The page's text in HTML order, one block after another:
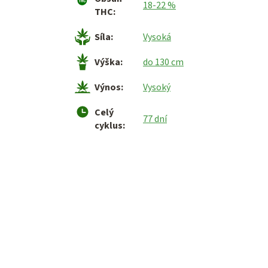
THC: 18-22 %
Síla:
Vysoká
Výška:
do 130 cm
Výnos:
Vysoký
Celý
cyklus: 77 dní